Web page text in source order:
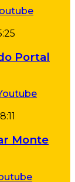
Portal
Monte